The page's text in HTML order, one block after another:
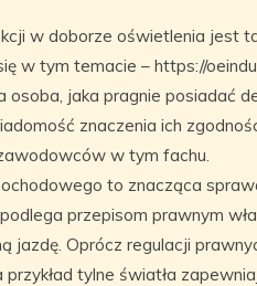
w doborze oświetlenia jest
w tym temacie – https://
osoba, jaka pragnie posiadać
znaczenia ich
w tym fachu.
to znacząca
przepisom prawnym
jazdę. Oprócz regulacji
tylne światła